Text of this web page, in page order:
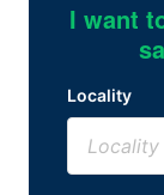
I want
Locality